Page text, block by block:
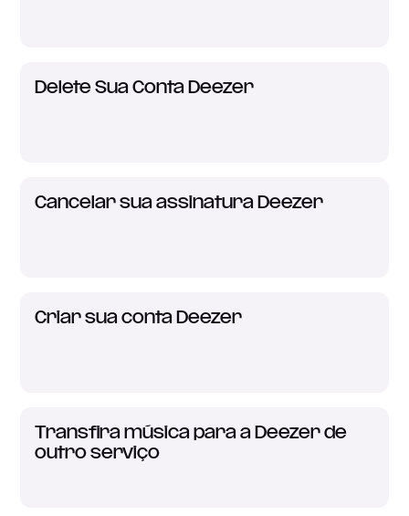
Delete Sua Conta Deezer
Cancelar sua assinatura Deezer
Criar sua conta Deezer
Transfira música para a Deezer de
outro serviço